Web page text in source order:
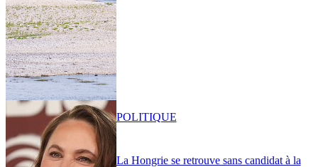
La Hongrie se retrouve sans candidat à la
POLITIQUE